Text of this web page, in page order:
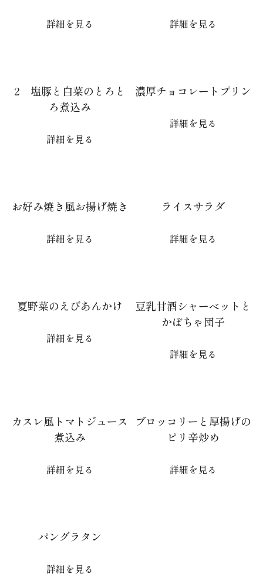
詳細を見る 詳細を見る
2 塩豚と白菜のとろと
ろ煮込み
詳細を見る
濃厚チョコレートプリン
詳細を見る
お好み焼き風お揚げ焼き
詳細を見る
ライスサラダ
詳細を見る
夏野菜のえびあんかけ
詳細を見る
豆乳甘酒シャーベットと
かぼちゃ団子
詳細を見る
カスレ風トマトジュース
煮込み
詳細を見る
ブロッコリーと厚揚げの
ピリ辛炒め
詳細を見る
パングラタン
詳細を見る